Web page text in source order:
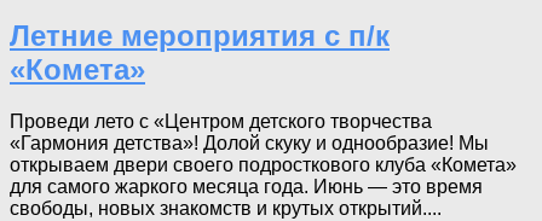
Летние мероприятия с п/к
«Комета»
Проведи лето с «Центром детского творчества
«Гармония детства»! Долой скуку и однообразие! Мы
открываем двери своего подросткового клуба «Комета»
для самого жаркого месяца года. Июнь — это время
свободы, новых знакомств и крутых открытий....